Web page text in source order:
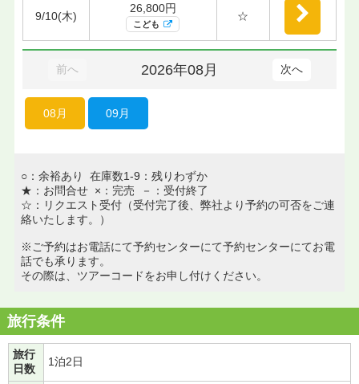
9/10(木)
26,800円
こども
☆
前へ 2026年08月 次へ
08月 09月
○：余裕あり 在庫数1-9：残りわずか
★：お問合せ ×：完売 －：受付終了
☆：リクエスト受付（受付完了後、弊社より予約の可否をご連
絡いたします。）
※ご予約はお電話にて予約センターにて予約センターにてお電
話でも承ります。
その際は、ツアーコードをお申し付けください。
旅行条件
旅行
日数
1泊2日